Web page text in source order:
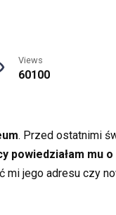
Views
60100
. Przed ostatnimi
powiedziałam mu
mi jego adresu czy